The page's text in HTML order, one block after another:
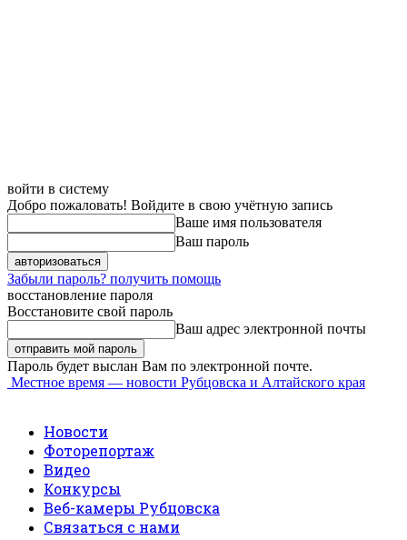
войти в систему
Добро пожаловать! Войдите в свою учётную запись
Ваше имя пользователя
Ваш пароль
Забыли пароль? получить помощь
восстановление пароля
Восстановите свой пароль
Ваш адрес электронной почты
Пароль будет выслан Вам по электронной почте.
Местное время — новости Рубцовска и Алтайского края
Новости
Фоторепортаж
Видео
Конкурсы
Веб-камеры Рубцовска
Связаться с нами